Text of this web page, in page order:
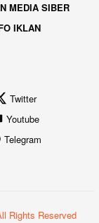
MEDIA SIBER
IKLAN
Twitter
Youtube
Telegram
Rights Reserved